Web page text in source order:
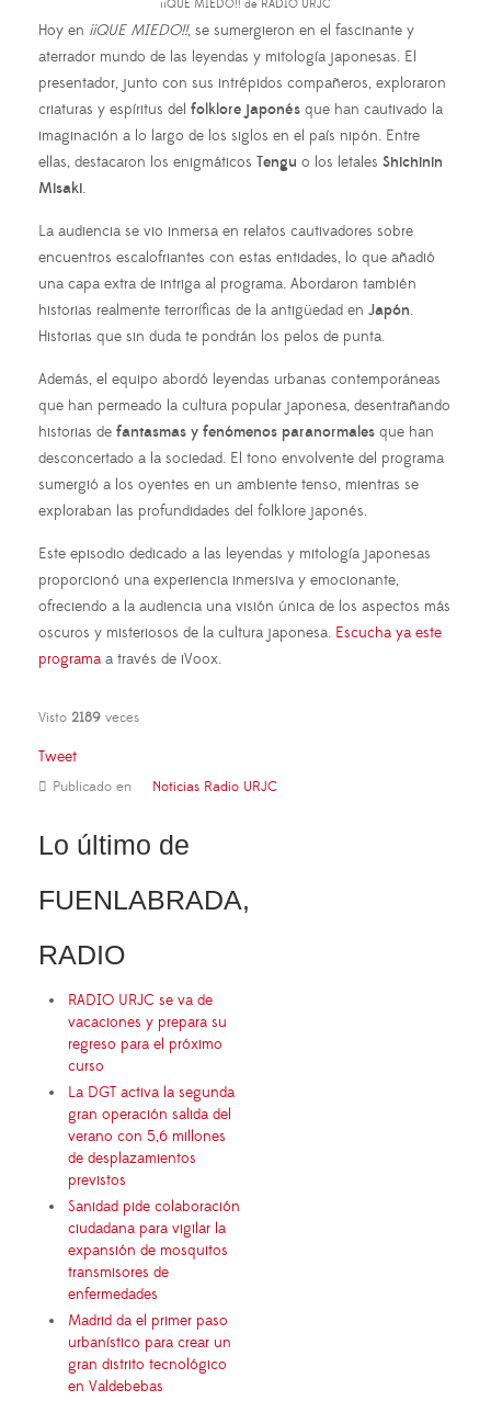
¡¡QUÉ MIEDO!! de RADIO URJC
Hoy en ¡¡QUE MIEDO!!, se sumergieron en el fascinante y
aterrador mundo de las leyendas y mitología japonesas. El
presentador, junto con sus intrépidos compañeros, exploraron
criaturas y espíritus del folklore japonés que han cautivado la
imaginación a lo largo de los siglos en el país nipón. Entre
ellas, destacaron los enigmáticos Tengu o los letales Shichinin
Misaki.
La audiencia se vio inmersa en relatos cautivadores sobre
encuentros escalofriantes con estas entidades, lo que añadió
una capa extra de intriga al programa. Abordaron también
historias realmente terroríficas de la antigüedad en Japón.
Historias que sin duda te pondrán los pelos de punta.
Además, el equipo abordó leyendas urbanas contemporáneas
que han permeado la cultura popular japonesa, desentrañando
historias de fantasmas y fenómenos paranormales que han
desconcertado a la sociedad. El tono envolvente del programa
sumergió a los oyentes en un ambiente tenso, mientras se
exploraban las profundidades del folklore japonés.
Este episodio dedicado a las leyendas y mitología japonesas
proporcionó una experiencia inmersiva y emocionante,
ofreciendo a la audiencia una visión única de los aspectos más
oscuros y misteriosos de la cultura japonesa. Escucha ya este
programa a través de iVoox.
Visto 2189 veces
Tweet
Publicado en Noticias Radio URJC
Lo último de
FUENLABRADA,
RADIO
RADIO URJC se va de
vacaciones y prepara su
regreso para el próximo
curso
La DGT activa la segunda
gran operación salida del
verano con 5,6 millones
de desplazamientos
previstos
Sanidad pide colaboración
ciudadana para vigilar la
expansión de mosquitos
transmisores de
enfermedades
Madrid da el primer paso
urbanístico para crear un
gran distrito tecnológico
en Valdebebas